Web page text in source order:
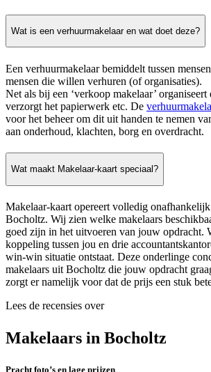
Wat is een verhuurmakelaar en wat doet deze?
Een verhuurmakelaar bemiddelt tussen
mensen die willen verhuren (of organisaties).
Net als bij een ‘verkoop makelaar’
verzorgt het papierwerk etc. De
voor het beheer om dit uit handen te nemen
aan onderhoud, klachten, borg en overdracht.
Wat maakt Makelaar-kaart speciaal?
Makelaar-kaart opereert volledig
Bocholtz. Wij zien welke makelaars
goed zijn in het uitvoeren van jouw opdracht.
koppeling tussen jou en drie
win-win situatie ontstaat. Deze onderlinge
makelaars uit Bocholtz die jouw opdracht
zorgt er namelijk voor dat de prijs een stuk
Lees de recensies over
Makelaars in Bocholtz
Pracht foto’s en lage prijzen